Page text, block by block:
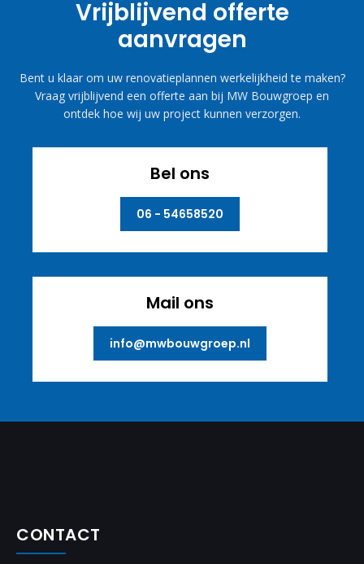
Vrijblijvend offerte
aanvragen
Bent u klaar om uw renovatieplannen werkelijkheid te maken?
Vraag vrijblijvend een offerte aan bij MW Bouwgroep en
ontdek hoe wij uw project kunnen verzorgen.
Bel ons
06 - 54658520
Mail ons
info@mwbouwgroep.nl
CONTACT